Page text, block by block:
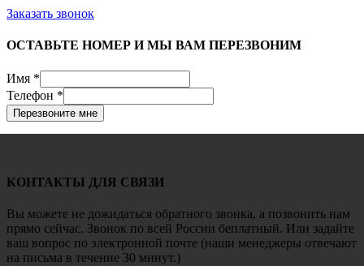
Заказать звонок
ОСТАВЬТЕ НОМЕР И МЫ ВАМ ПЕРЕЗВОНИМ
Имя *
Телефон *
Перезвоните мне
КОНТАКТЫ ДЛЯ СВЯЗИ
Вы можете не дожидаться обратного звонка, а позвонить нам
прямо сейчас. Звонок по всей России беплатный. Или задайте
ваш вопрос по электронной почте (наши менеджеры отвечают
на письма в течение 30 минут.)